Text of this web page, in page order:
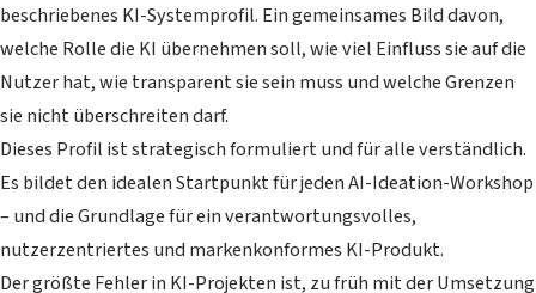
beschriebenes KI-Systemprofil. Ein gemeinsames Bild davon,
welche Rolle die KI übernehmen soll, wie viel Einfluss sie auf die
Nutzer hat, wie transparent sie sein muss und welche Grenzen
sie nicht überschreiten darf.
Dieses Profil ist strategisch formuliert und für alle verständlich.
Es bildet den idealen Startpunkt für jeden AI-Ideation-Workshop
– und die Grundlage für ein verantwortungsvolles,
nutzerzentriertes und markenkonformes KI-Produkt.
Der größte Fehler in KI-Projekten ist, zu früh mit der Umsetzung